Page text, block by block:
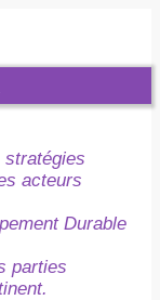
stratégies
acteurs
Durable
parties